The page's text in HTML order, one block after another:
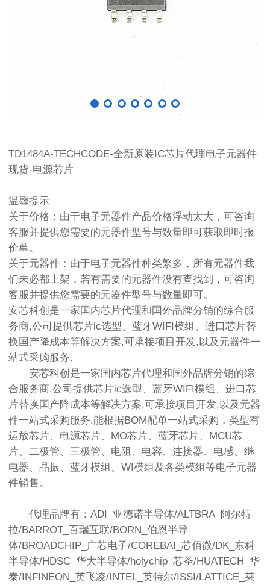
TD1484A-TECHCODE-全新原装IC芯片代理电子元器件
现货-电源芯片
温馨提示
关于价格：由于电子元器件产品价格浮动太大，可咨询
客服并提供您需要的元器件型号与数量即可获取即时报
价单。
关于元器件：由于电子元器件种类繁多，所有元器件我
们未必都上架，若有需要的元器件没有查找到，可咨询
客服并提供您需要的元器件型号与数量即可。
安芯科创是一家国内芯片代理和国外品牌分销的综合服
务商,公司提供芯片ic选型、蓝牙WIFI模组、进口芯片替
换国产降成本等解决方案,可承接项目开发,以及元器件一
站式采购服务.
安芯科创是一家国内芯片代理和国外品牌分销的综
合服务商,公司提供芯片ic选型、蓝牙WIFI模组、进口芯
片替换国产降成本等解决方案,可承接项目开发,以及元器
件一站式采购服务.能根据BOM配单一站式采购，类型有
运放芯片、电源芯片、MO芯片、蓝牙芯片、MCU芯
片、二极管、三极管、电阻、电容、连接器、电感、继
电器、晶振、蓝牙模组、WI模组及各类模组等电子元器
件销售。
代理品牌有：ADI_亚德诺半导体/ALTBRA_阿尔特
拉/BARROT_百瑞互联/BORN_伯恩半导
体/BROADCHIP_广芯电子/COREBAI_芯佰微/DK_东科
半导体/HDSC_华大半导体/holychip_芯圣/HUATECH_华
泰/INFINEON_英飞凌/INTEL_英特尔/ISSI/LATTICE_莱